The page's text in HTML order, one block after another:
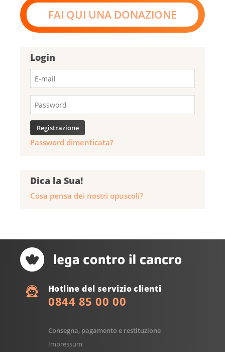
FAI QUI UNA DONAZIONE
Login
Password dimenticata?
Dica la Sua!
Cosa pensa dei nostri opuscoli?
Hotline del servizio clienti
0844 85 00 00
Consegna, pagamento e restituzione
Impressum